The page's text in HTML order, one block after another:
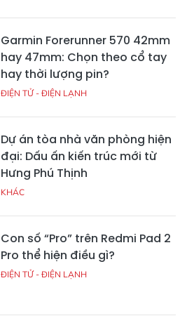
Garmin Forerunner 570 42mm
hay 47mm: Chọn theo cổ tay
hay thời lượng pin?
ĐIỆN TỬ - ĐIỆN LẠNH
Dự án tòa nhà văn phòng hiện
đại: Dấu ấn kiến trúc mới từ
Hưng Phú Thịnh
KHÁC
Con số “Pro” trên Redmi Pad 2
Pro thể hiện điều gì?
ĐIỆN TỬ - ĐIỆN LẠNH